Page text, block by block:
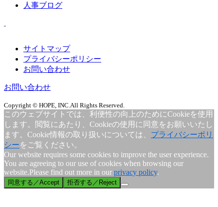
人事ブログ
サイトマップ
プライバシーポリシー
お問い合わせ
お問い合わせ
Copyright © HOPE, INC.All Rights Reserved.
このウェブサイトでは、利便性の向上のためにCookieを使用
します。閲覧にあたり、Cookieの使用に同意をお願いいたし
ます。Cookie情報の取り扱いについては、 プライバシーポリ
シーをご覧ください。
Our website requires some cookies to improve the user experience.
You are agreeing to our use of cookies when browsing our
website.Please find out more in our privacy policy.
同意する／Accept 拒否する／Reject